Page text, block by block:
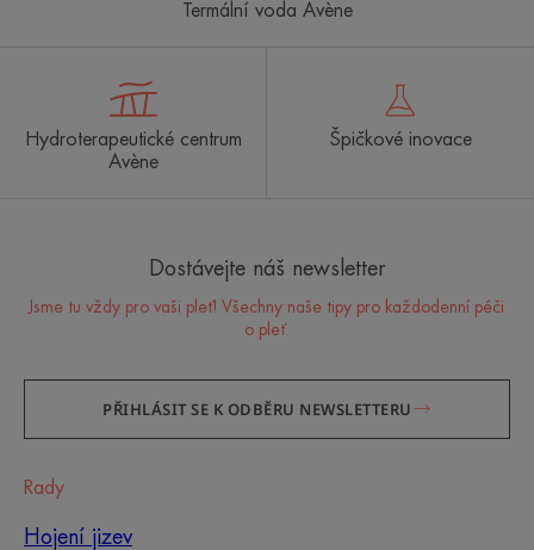
Termální voda Avène
Hydroterapeutické centrum
Avène
Špičkové inovace
Dostávejte náš newsletter
Jsme tu vždy pro vaši pleť! Všechny naše tipy pro každodenní péči
o pleť.
PŘIHLÁSIT SE K ODBĚRU NEWSLETTERU
Rady
Hojení jizev